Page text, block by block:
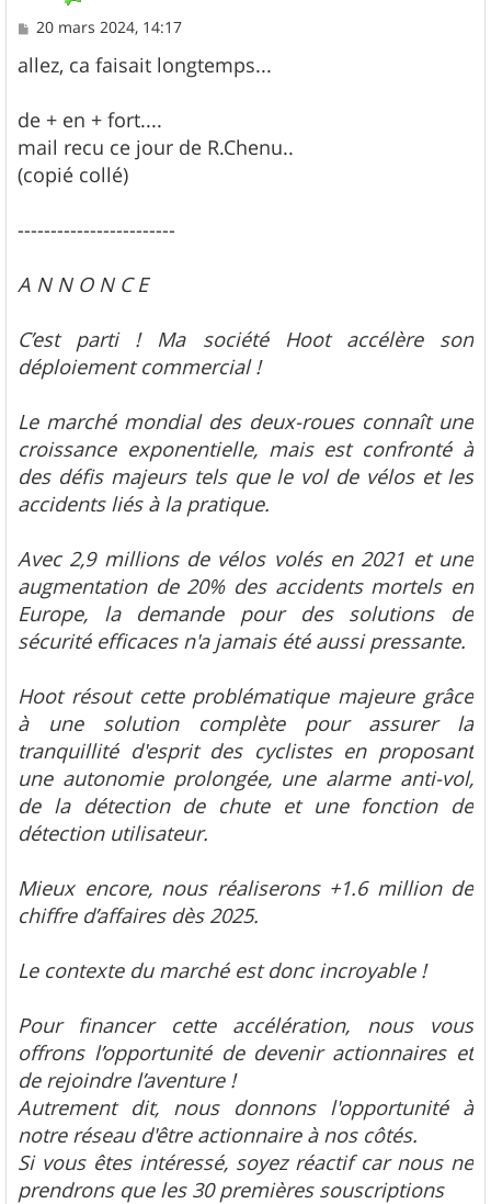
M
s
s
g
e
20 mars 2024, 14:17
allez, ca faisait longtemps...
de + en + fort....
mail recu ce jour de R.Chenu..
(copié collé)
------------------------
A N N O N C E
C’est parti ! Ma société Hoot accélère son
déploiement commercial !
Le marché mondial des deux-roues connaît une
croissance exponentielle, mais est confronté à
des défis majeurs tels que le vol de vélos et les
accidents liés à la pratique.
Avec 2,9 millions de vélos volés en 2021 et une
augmentation de 20% des accidents mortels en
Europe, la demande pour des solutions de
sécurité efficaces n'a jamais été aussi pressante.
Hoot résout cette problématique majeure grâce
à une solution complète pour assurer la
tranquillité d'esprit des cyclistes en proposant
une autonomie prolongée, une alarme anti-vol,
de la détection de chute et une fonction de
détection utilisateur.
Mieux encore, nous réaliserons +1.6 million de
chiffre d’affaires dès 2025.
Le contexte du marché est donc incroyable !
Pour financer cette accélération, nous vous
offrons l’opportunité de devenir actionnaires et
de rejoindre l’aventure !
Autrement dit, nous donnons l'opportunité à
notre réseau d'être actionnaire à nos côtés.
Si vous êtes intéressé, soyez réactif car nous ne
prendrons que les 30 premières souscriptions